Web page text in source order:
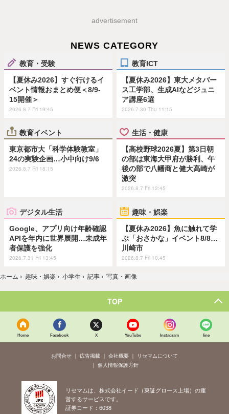
advertisement
NEWS CATEGORY
教育・受験
【夏休み2026】すぐ行けるイ
ベント情報おまとめ便＜8/9-
15開催＞
2026.8.7 Fri 19:45
教育ICT
【夏休み2026】東大メタバー
ス工学部、生成AIなどジュニ
ア講座6選
2026.7.30 Thu 11:15
教育イベント
東京都市大「科学体験教室」
24の実験企画…小中向け9/6
2026.8.7 Fri 18:15
生活・健康
【高校野球2026夏】第3日朝
の部は東海大甲府が勝利、午
後の部で八幡商と健大高崎が
激突
2026.8.7 Fri 12:45
デジタル生活
Google、アプリ向け年齢確認
APIを年内に世界展開…未成年
者保護を強化
2026.7.31 Fri 13:45
趣味・娯楽
【夏休み2026】魚に触れて学
ぶ「おさかな」イベント8/8…
川崎市
2026.8.7 Fri 10:45
ホーム › 趣味・娯楽 › 小学生 › 記事 › 写真・画像
TOP
Home Facebook X YouTube Instagram line
お問合せ 広告掲載 会社概要
リセマムについて
個人情報保護方針
リセマムは、株式会社イード（東証グロース上場）の運
営するサービスです。
証券コード：6038